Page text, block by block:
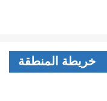
خريطة المنطقة